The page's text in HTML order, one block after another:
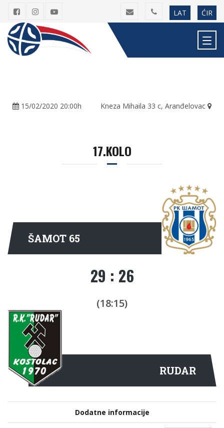
LAT ĆIR
15/02/2020 20:00h Kneza Mihaila 33 c, Aranđelovac
17.KOLO
ŠAMOT 65
29 : 26
(18:15)
RUDAR
Dodatne informacije